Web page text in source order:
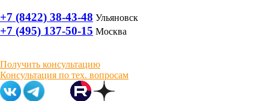
+7 (8422) 38-43-48 Ульяновск
+7 (495) 137-50-15 Москва
Получить консультацию
Консультация по тех. вопросам